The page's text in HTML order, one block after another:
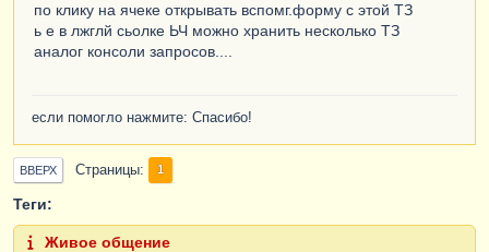
по клику на ячеке открывать вспомг.форму с этой ТЗ
ь е в лжглй сьолке ЬЧ можно хранить несколько ТЗ
аналог консоли запросов....
если помогло нажмите: Спасибо!
ВВЕРХ Страницы 1
Теги:
Живое общение